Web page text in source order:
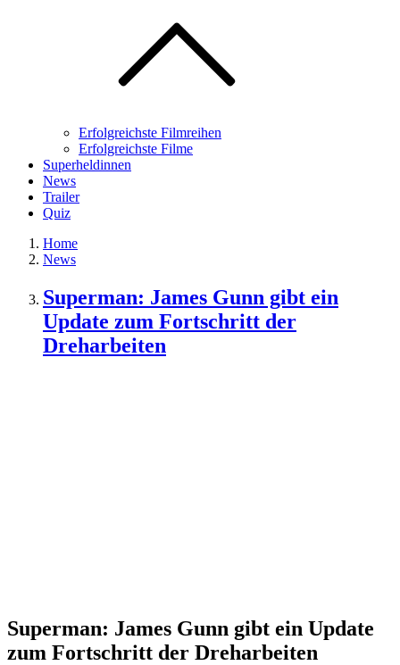
Erfolgreichste Filmreihen
Erfolgreichste Filme
Superheldinnen
News
Trailer
Quiz
Home
News
Superman: James Gunn gibt ein
Update zum Fortschritt der
Dreharbeiten
Superman: James Gunn gibt ein Update
zum Fortschritt der Dreharbeiten